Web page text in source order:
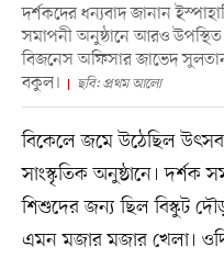
দর্শকদের ধন্যবাদ জানান
সমাপনী অনুষ্ঠানে আরও
বিজনেস অফিসার জাভেদ
বকুল।
ছবি: প্রথম আলো
বিকেলে জমে উঠেছিল
সাংস্কৃতিক অনুষ্ঠানে। দর্শক
শিশুদের জন্য ছিল বিস্কুট
এমন মজার মজার খেলা।